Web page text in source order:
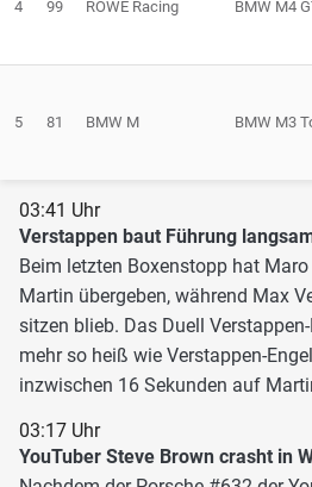
4 99 ROWE Racing BMW M4
5 81 BMW M BMW M3
03:41 Uhr
Verstappen baut Führung
Beim letzten Boxenstopp hat
Martin übergeben, während Max
sitzen blieb. Das Duell
mehr so heiß wie Verstappen-
inzwischen 16 Sekunden auf
03:17 Uhr
YouTuber Steve Brown crasht in